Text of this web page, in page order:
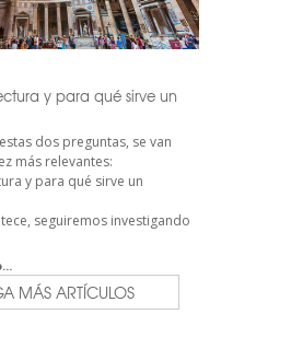
y para qué sirve un
dos preguntas, se van
más relevantes:
y para qué sirve un
seguiremos investigando
MÁS ARTÍCULOS